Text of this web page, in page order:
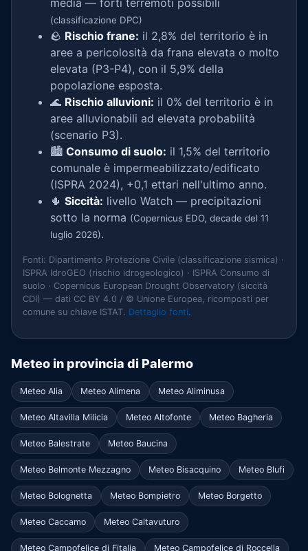
media — forti terremoti possibili
(classificazione DPC)
🪨 Rischio frane: il 2,8% del territorio è in
aree a pericolosità da frana elevata o molto
elevata (P3-P4), con il 5,9% della
popolazione esposta.
🌊 Rischio alluvioni: il 0% del territorio è in
aree alluvionabili ad elevata probabilità
(scenario P3).
🏙️ Consumo di suolo: il 1,5% del territorio
comunale è impermeabilizzato/edificato
(ISPRA 2024), +0,1 ettari nell'ultimo anno.
🌵 Siccità: livello Watch — precipitazioni
sotto la norma (Copernicus EDO, decade del 11
luglio 2026).
Fonti: Dipartimento Protezione Civile (classificazione sismica) ·
ISPRA IdroGEO (rischio idrogeologico) · ISPRA Consumo di
suolo · Copernicus European Drought Observatory (siccità
CDI) — dati CC BY 4.0 / © Unione Europea, ricomposti per
comune su chiave ISTAT. Dettaglio fonti.
Meteo in provincia di Palermo
Meteo Alia Meteo Alimena Meteo Aliminusa
Meteo Altavilla Milicia Meteo Altofonte Meteo Bagheria
Meteo Balestrate Meteo Baucina
Meteo Belmonte Mezzagno Meteo Bisacquino Meteo Blufi
Meteo Bolognetta Meteo Bompietro Meteo Borgetto
Meteo Caccamo Meteo Caltavuturo
Meteo Campofelice di Fitalia Meteo Campofelice di Roccella